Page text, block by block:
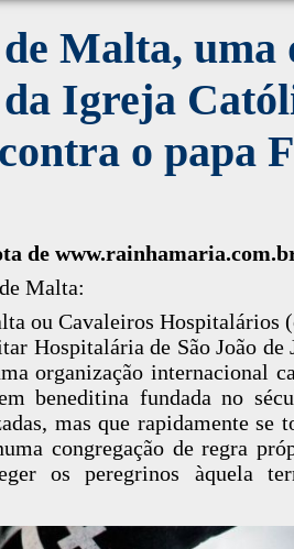
Malta, uma
Igreja
o papa
de
Malta:
ou Cavaleiros Hospitalários
Hospitalária de São João de
organização internacional
beneditina fundada no
mas que rapidamente se
congregação de regra
os peregrinos àquela